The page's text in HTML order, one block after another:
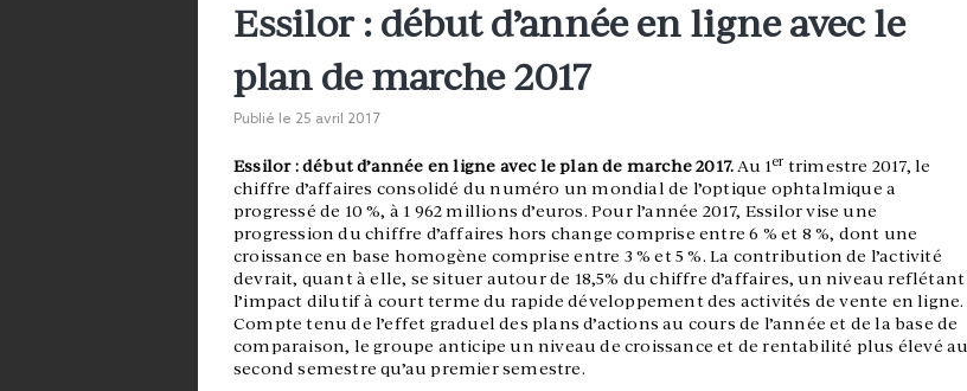
Essilor : début d’année en ligne avec le
plan de marche 2017
Publié le 25 avril 2017
Essilor : début d’année en ligne avec le plan de marche 2017. Au 1er trimestre 2017, le
chiffre d’affaires consolidé du numéro un mondial de l’optique ophtalmique a
progressé de 10 %, à 1 962 millions d’euros. Pour l’année 2017, Essilor vise une
progression du chiffre d’affaires hors change comprise entre 6 % et 8 %, dont une
croissance en base homogène comprise entre 3 % et 5 %. La contribution de l’activité
devrait, quant à elle, se situer autour de 18,5% du chiffre d’affaires, un niveau reflétant
l’impact dilutif à court terme du rapide développement des activités de vente en ligne.
Compte tenu de l’effet graduel des plans d’actions au cours de l’année et de la base de
comparaison, le groupe anticipe un niveau de croissance et de rentabilité plus élevé au
second semestre qu’au premier semestre.